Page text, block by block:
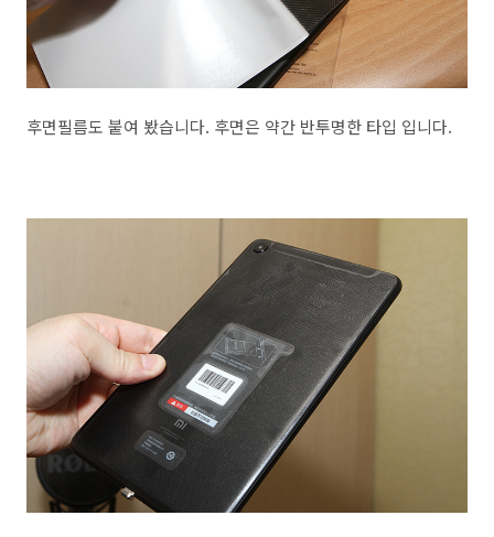
후면필름도 붙여 봤습니다. 후면은 약간 반투명한 타입 입니다.